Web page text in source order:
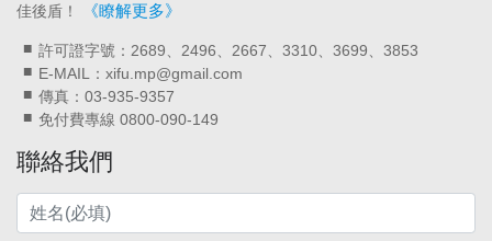
佳後盾！
《瞭解更多》
許可證字號：2689、2496、2667、3310、3699、3853
E-MAIL：xifu.mp@gmail.com
傳真：03-935-9357
免付費專線 0800-090-149
聯絡我們